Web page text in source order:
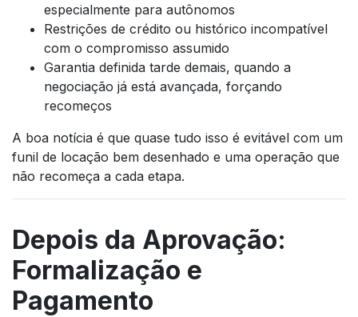
especialmente para autônomos
Restrições de crédito ou histórico incompatível
com o compromisso assumido
Garantia definida tarde demais, quando a
negociação já está avançada, forçando
recomeços
A boa notícia é que quase tudo isso é evitável com um
funil de locação bem desenhado e uma operação que
não recomeça a cada etapa.
Depois da Aprovação:
Formalização e
Pagamento